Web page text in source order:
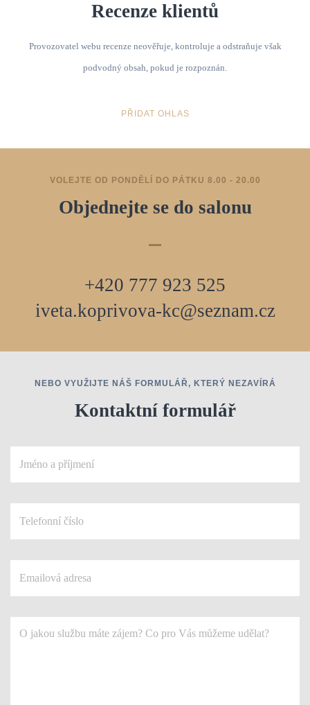
Recenze klientů
Provozovatel webu recenze neověřuje, kontroluje a odstraňuje však
podvodný obsah, pokud je rozpoznán.
PŘIDAT OHLAS
VOLEJTE OD PONDĚLÍ DO PÁTKU 8.00 - 20.00
Objednejte se do salonu
+420 777 923 525
iveta.koprivova-kc@seznam.cz
NEBO VYUŽIJTE NÁŠ FORMULÁŘ, KTERÝ NEZAVÍRÁ
Kontaktní formulář